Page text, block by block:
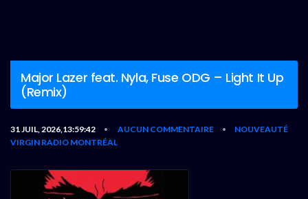
Major Lazer feat. Nyla, Fuse ODG – Light It Up
(Remix)
31 JUIL, 2026,13:59:42 • AUCUN COMMENTAIRE •
NOUVEAUTÉ
VIRGIN RADIO MONTRÉAL